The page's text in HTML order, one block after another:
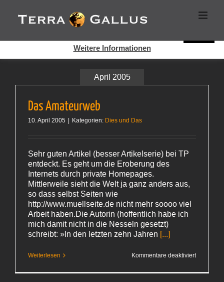
Inhalt
springen
April 2005
Das Amateurweb
10. April 2005 Kategorien: Dies und Das
Sehr guten Artikel (besser Artikelserie) bei TP
entdeckt. Es geht um die Eroberung des
Internets durch private Homepages.
Mittlerweile sieht die Welt ja ganz anders aus,
so dass selbst Seiten wie
http://www.muellseite.de nicht mehr soooo viel
Arbeit haben.Die Autorin (hoffentlich habe ich
mich damit nicht in die Nesseln gesetzt)
schreibt: »In den letzten zehn Jahren [...]
Weiterlesen Kommentare deaktiviertfür
Cookies helfen auf auf dieser Seite bei der Bereitstellung der
Dienste. Durch die Nutzung dieser Webseite erklären Sie sich
Weitere Informationen